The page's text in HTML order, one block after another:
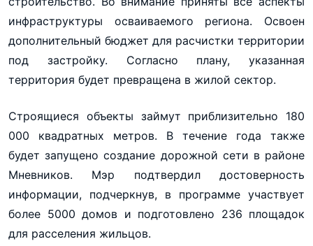
инфраструктуры осваиваемого региона. Освоен
дополнительный бюджет для расчистки территории
под застройку. Согласно плану, указанная
территория будет превращена в жилой сектор.
Строящиеся объекты займут приблизительно 180
000 квадратных метров. В течение года также
будет запущено создание дорожной сети в районе
Мневников. Мэр подтвердил достоверность
информации, подчеркнув, в программе участвует
более 5000 домов и подготовлено 236 площадок
для расселения жильцов.